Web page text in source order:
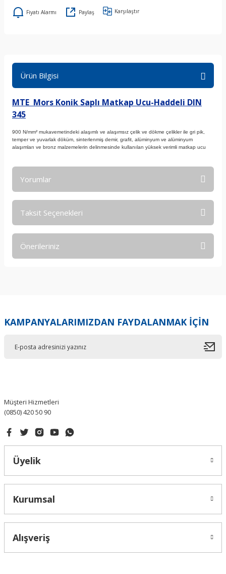
Fiyatı Alarmı Paylaş Karşılaştır
Ürün Bilgisi
MTE Mors Konik Saplı Matkap Ucu-Haddeli DIN
345
900 N/mm² mukavemetindeki alaşımlı ve alaşımsız çelik ve dökme çelikler ile gri pik,
temper ve yuvarlak döküm, sinterlenmiş demir, grafit, alüminyum ve alüminyum
alaşımları ve bronz malzemelerin delinmesinde kullanılan yüksek verimli matkap ucu
Yorumlar
Taksit Seçenekleri
Önerileriniz
Ürün resmi kalitesiz, bozuk veya görüntülenemiyor.
KAMPANYALARIMIZDAN FAYDALANMAK İÇİN
Müşteri Hizmetleri
(0850) 420 50 90
Üyelik
Kurumsal
Alışveriş